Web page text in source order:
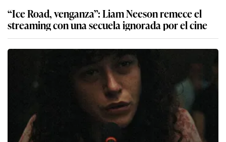
“Ice Road, venganza”: Liam Neeson remece el
streaming con una secuela ignorada por el cine